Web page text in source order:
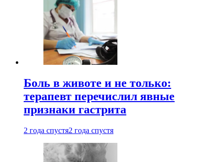
Боль в животе и не только:
терапевт перечислил явные
признаки гастрита
2 года спустя2 года спустя